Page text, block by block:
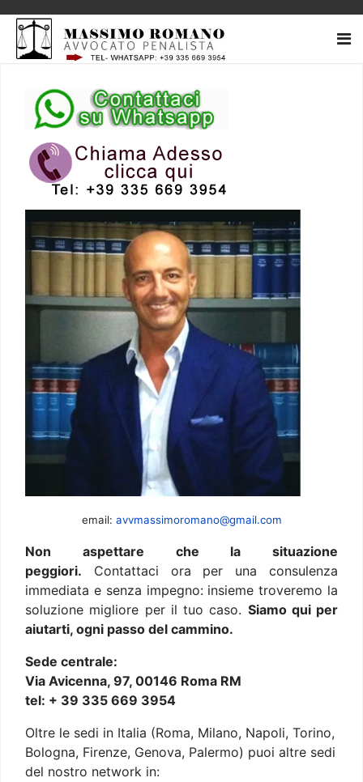
email: avvmassimoromano@gmail.com
Non aspettare che la situazione
peggiori. Contattaci ora per una consulenza
immediata e senza impegno: insieme troveremo la
soluzione migliore per il tuo caso. Siamo qui per
aiutarti, ogni passo del cammino.
Sede centrale:
Via Avicenna, 97, 00146 Roma RM
tel: + 39 335 669 3954
Oltre le sedi in Italia (Roma, Milano, Napoli, Torino,
Bologna, Firenze, Genova, Palermo) puoi altre sedi
del nostro network in: